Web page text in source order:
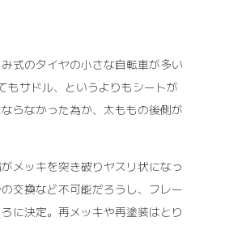
式のタイヤの小さな自転車が多い
もサドル、というよりもシートが
らなかった為か、太ももの後側が
メッキを突き破りヤスリ状になっ
交換など不可能だろうし、フレー
に決定。再メッキや再塗装はとり